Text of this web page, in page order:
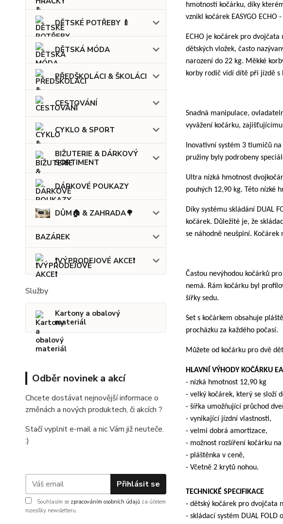
DĚTSKÉ POTŘEBY 🍼
DĚTSKÁ MÓDA
PŘEDŠKOLÁCI & ŠKOLÁCI
CESTOVÁNÍ
CYKLO & SPORT
BIŽUTERIE & DÁRKOVÝ
SORTIMENT
DÁRKOVÉ POUKAZY
DŮM🏠 & ZAHRADA🌳
BAZÁREK
❗VÝPRODEJOVÉ AKCE❗
Služby
Kartony a obalový
materiál
Odběr novinek a akcí
Chcete dostávat nejnovější informace o
změnách a nových produktech, či akcích ?
Stačí vyplnit e-mail a nic Vám již neuteče.
:)
Přihlásit se
Souhlasím se zpracováním osobních údajů za účelem
rozesílky newsletteru.
hmotností kočárku, díky
vznikl kočárek EASYGO
ECHO je kočárek pro
dětských vložek, často
narození do 22 kg. Měkké
korby rodič vidí dítě při jízdě s
Snadná manipulace,
vyvážení kočárku,
Inovativní systém 3 tlumičů
pružiny byly podrobeny
Ultra nízká hmotnost
pouhých 12,90 kg. Této nízké
Díky systému skládání DUAL
kočárek. Důležité je, že
se náhodně neušpiní.
Častou nevýhodou kočárků
nemá. Rám kočárku byl
šířky sedu.
Set s kočárkem obsahuje
procházku za každého počasí.
Můžete od kočárku pro dvě
HLAVNÍ VÝHODY KOČÁRKU
- nízká hmotnost 12,90 kg
- velký kočárek, který se složí
- šířka umožňující průchod
- vynikající jízdní vlastnosti,
- velmi dobrá amortizace,
- možnost rozšíření kočárku
- pláštěnka v ceně,
- Včetně 2 krytů nohou.
TECHNICKÉ SPECIFIKACE
- dětský kočárek pro dvojčata
- skládací systém DUAL FOLD